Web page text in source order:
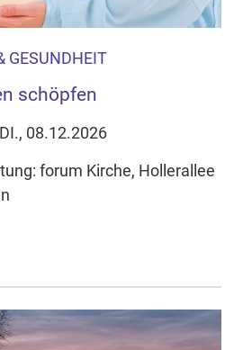
GESUNDHEIT
schöpfen
08.12.2026
forum Kirche, Hollerallee